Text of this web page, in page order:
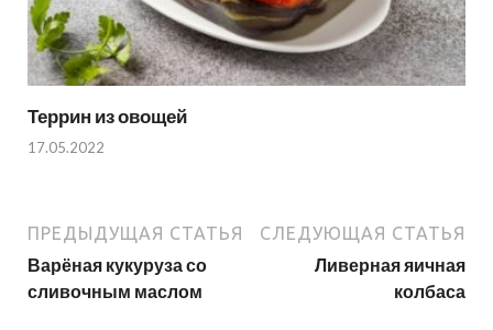
Террин из овощей
17.05.2022
ПРЕДЫДУЩАЯ СТАТЬЯ
Варёная кукуруза со
сливочным маслом
СЛЕДУЮЩАЯ СТАТЬЯ
Ливерная яичная
колбаса